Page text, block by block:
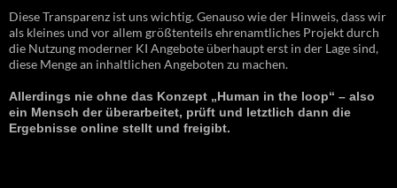
Diese Transparenz ist uns wichtig. Genauso wie der Hinweis, dass wir
als kleines und vor allem größtenteils ehrenamtliches Projekt durch
die Nutzung moderner KI Angebote überhaupt erst in der Lage sind,
diese Menge an inhaltlichen Angeboten zu machen.
Allerdings nie ohne das Konzept „Human in the loop“ – also
ein Mensch der überarbeitet, prüft und letztlich dann die
Ergebnisse online stellt und freigibt.